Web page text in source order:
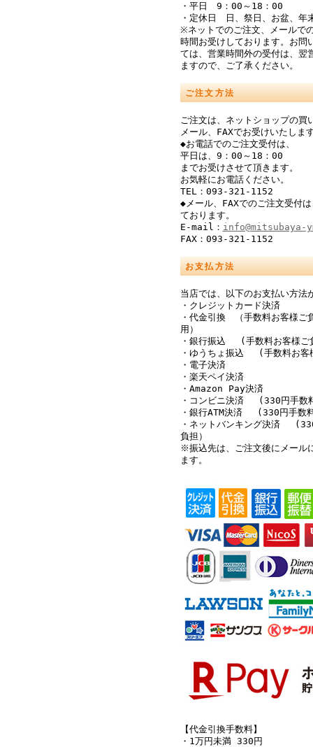
・平日 9：00～18：00
・定休日 日、祭日、お盆、年
※ネットでのご注文、メールで
時間お受けしております。お問
ては、営業時間外の受付は、翌
ますので、ご了承ください。
ご注文方法
ご注文は、ネットショップの買
メール、FAXでお受けいたしま
◆お電話でのご注文受付は、
平日は、9：00～18：00
までお受けさせて頂きます。
お気軽にお電話ください。
TEL：093-321-1152
◆メール、FAXでのご注文受付
ております。
E-mail： info@mitsubaya-
FAX：093-321-1152
お支払方法
当店では、以下のお支払い方法
・クレジットカード決済
・代金引換 （手数料お客様ご
用）
・銀行振込 (手数料お客様ご
・ゆうちょ振込 (手数料お客
・電子決済
・楽天ペイ決済
・Amazon Pay決済
・コンビニ決済 (330円手数
・銀行ATM決済 (330円手数
・ネットバンキング決済
負担）
※振込先は、ご注文後にメール
ます。
【代金引換手数料】
・1万円未満 330円